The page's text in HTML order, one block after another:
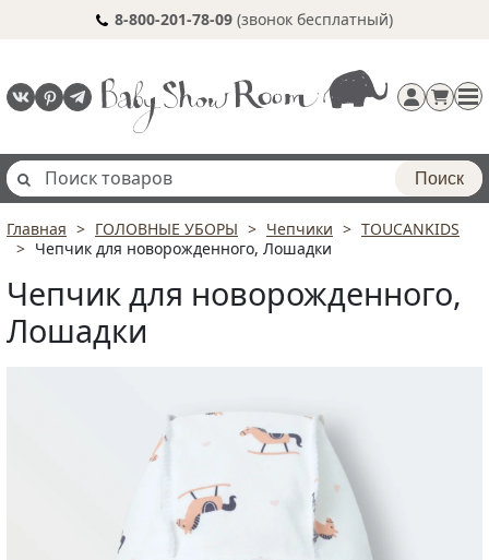
8-800-201-78-09 (звонок бесплатный)
Регистрация
Поиск
Главная ГОЛОВНЫЕ УБОРЫ Чепчики
TOUCANKIDS
Чепчик для новорожденного, Лошадки
Чепчик для новорожденного,
Лошадки